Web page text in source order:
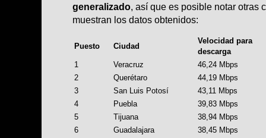
generalizado, así que es posible notar otras
muestran los datos obtenidos:
Puesto Ciudad
Velocidad para
descarga
1
Veracruz
46,24 Mbps
2
Querétaro
44,19 Mbps
3
San Luis Potosí
43,11 Mbps
4
Puebla
39,83 Mbps
5
Tijuana
38,94 Mbps
6
Guadalajara
38,45 Mbps